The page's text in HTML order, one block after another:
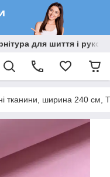
для шиття і
тканини, ширина 240 см,